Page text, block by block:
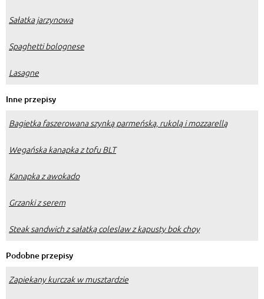
Sałatka jarzynowa
Spaghetti bolognese
Lasagne
Inne przepisy
Bagietka faszerowana szynką parmeńską, rukolą i mozzarellą
Wegańska kanapka z tofu BLT
Kanapka z awokado
Grzanki z serem
Steak sandwich z sałatką coleslaw z kapusty bok choy
Podobne przepisy
Zapiekany kurczak w musztardzie